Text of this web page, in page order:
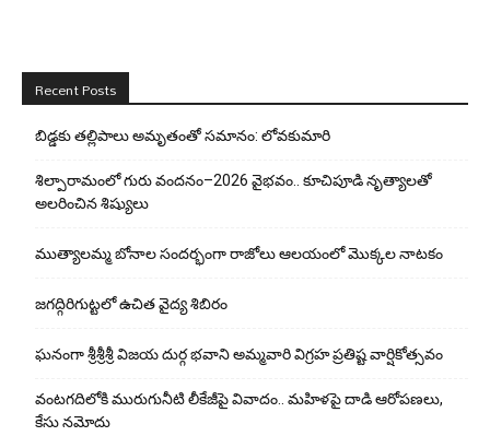
Recent Posts
బిడ్డ‌కు త‌ల్లిపాలు అమృతంతో స‌మానం: లోవ‌కుమారి
శిల్పారామంలో గురు వందనం–2026 వైభవం.. కూచిపూడి నృత్యాలతో
అలరించిన శిష్యులు
ముత్యాలమ్మ బోనాల సందర్భంగా రాజోలు ఆలయంలో మొక్కల నాటకం
జగద్గిరిగుట్టలో ఉచిత వైద్య శిబిరం
ఘనంగా శ్రీశ్రీశ్రీ విజయ దుర్గ భవాని అమ్మవారి విగ్రహ ప్రతిష్ట వార్షికోత్సవం
వంటగదిలోకి మురుగునీటి లీకేజీపై వివాదం.. మహిళపై దాడి ఆరోపణలు,
కేసు నమోదు